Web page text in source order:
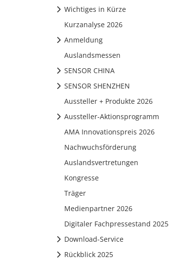
Wichtiges in Kürze
Kurzanalyse 2026
Anmeldung
Auslandsmessen
SENSOR CHINA
SENSOR SHENZHEN
Aussteller + Produkte 2026
Aussteller-Aktionsprogramm
AMA Innovationspreis 2026
Nachwuchsförderung
Auslandsvertretungen
Kongresse
Träger
Medienpartner 2026
Digitaler Fachpressestand 2025
Download-Service
Rückblick 2025